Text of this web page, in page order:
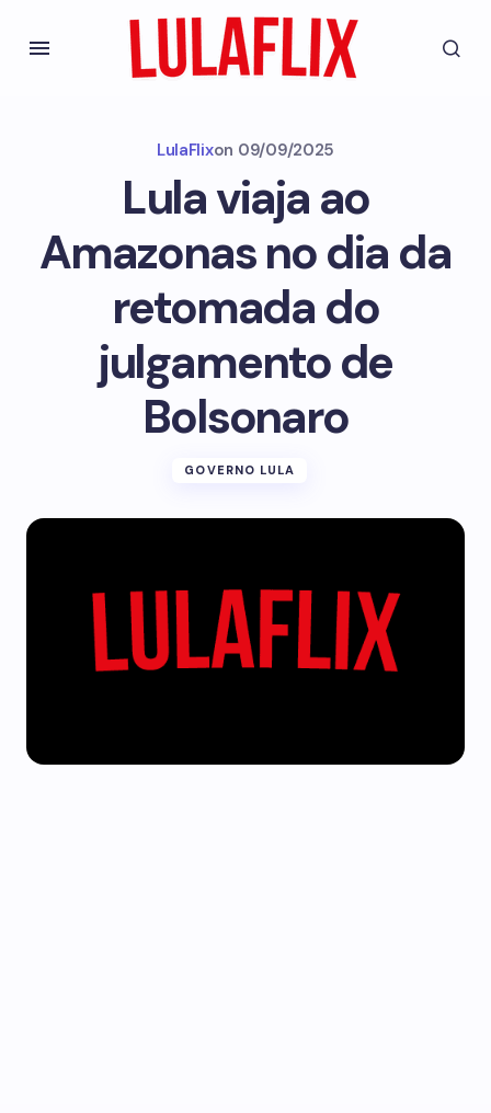
LulaFlixon 09/09/2025
Lula viaja ao
Amazonas no dia da
retomada do
julgamento de
Bolsonaro
GOVERNO LULA